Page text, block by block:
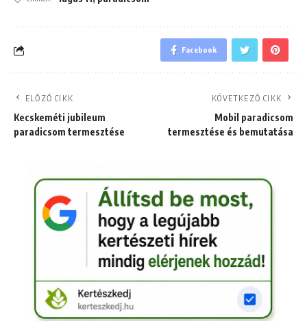
Facebook
ELŐZŐ CIKK
Kecskeméti jubileum
paradicsom termesztése
KÖVETKEZŐ CIKK
Mobil paradicsom
termesztése és bemutatása